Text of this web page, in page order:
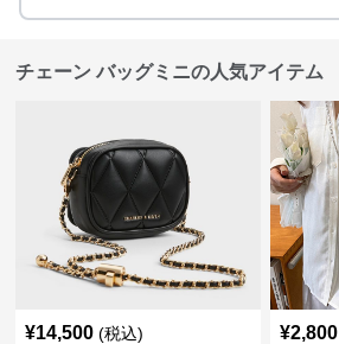
チェーン バッグミニの人気アイテム
¥14,500 (税込) ¥2,800